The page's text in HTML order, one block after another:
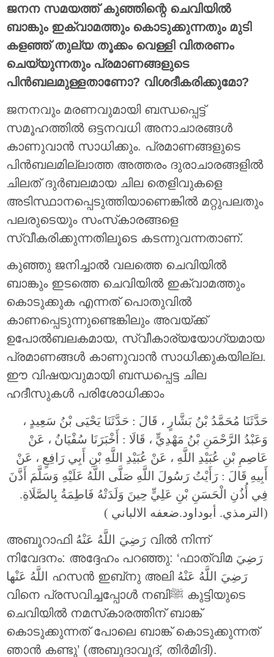
ജനന സമയത്ത് കുഞ്ഞിന്റെ ചെവിയിൽ
ബാങ്കും ഇക്വാമത്തും കൊടുക്കുന്നതും മുടി
കളഞ്ഞ് തുല്യ തൂക്കം വെള്ളി വിതരണം
ചെയ്യുന്നതും പ്രമാണങ്ങളുടെ
പിൻബലമുള്ളതാണോ? വിശദീകരിക്കുമോ?
ജനനവും മരണവുമായി ബന്ധപ്പെട്ട്
സമൂഹത്തിൽ ഒട്ടനവധി അനാചാരങ്ങൾ
കാണുവാൻ സാധിക്കും. പ്രമാണങ്ങളുടെ
പിൻബലമില്ലാത്ത അത്തരം ദുരാചാരങ്ങളിൽ
ചിലത് ദുർബലമായ ചില തെളിവുകളെ
അടിസ്ഥാനപ്പെടുത്തിയാണെങ്കിൽ മറ്റുപലതും
പലരുടെയും സംസ്‌കാരങ്ങളെ
സ്വീകരിക്കുന്നതിലൂടെ കടന്നുവന്നതാണ്.
കുഞ്ഞു ജനിച്ചാൽ വലത്തെ ചെവിയിൽ
ബാങ്കും ഇടത്തെ ചെവിയിൽ ഇക്വാമത്തും
കൊടുക്കുക എന്നത് പൊതുവിൽ
കാണപ്പെടുന്നുണ്ടെങ്കിലും അവയ്ക്ക്
ഉപോൽബലകമായ, സ്വീകാര്യയോഗ്യമായ
പ്രമാണങ്ങൾ കാണുവാൻ സാധിക്കുകയില്ല.
ഈ വിഷയവുമായി ബന്ധപ്പെട്ട ചില
ഹദീസുകൾ പരിശോധിക്കാം
حَدَّثَنَا مُحَمَّدُ بْنُ بَشَّارٍ ، قَالَ : حَدَّثَنَا يَحْيَى بْنُ سَعِيدٍ ،
وَعَبْدُ الرَّحْمَنِ بْنُ مَهْدِيٍّ ، قَالَا : أَخْبَرَنَا سُفْيَانُ ، عَنْ
عَاصِمِ بْنِ عُبَيْدِ اللَّهِ ، عَنْ عُبَيْدِ اللَّهِ بْنِ أَبِي رَافِعٍ ، عَنْ
أَبِيهِ قَالَ : رَأَيْتُ رَسُولَ اللَّهِ صَلَّى اللَّهُ عَلَيْهِ وَسَلَّمَ أَذَّنَ
فِي أُذُنِ الْحَسَنِ بْنِ عَلِيٍّ حِينَ وَلَدَتْهُ فَاطِمَةُ بِالصَّلَاةِ.
(الترمذي. أبوداود.ضعفه الالباني )
അബൂറാഫി رَضِيَ اللَّهُ عَنْهُ വിൽ നിന്ന്
നിവേദനം: അദ്ദേഹം പറഞ്ഞു: ‘ഫാത്വിമ رَضِيَ
اللَّهُ عَنْها ഹസൻ ഇബ്‌നു അലി رَضِيَ اللَّهُ عَنْهُ
വിനെ പ്രസവിച്ചപ്പോൾ നബിﷺ കുട്ടിയുടെ
ചെവിയിൽ നമസ്‌കാരത്തിന് ബാങ്ക്
കൊടുക്കുന്നത് പോലെ ബാങ്ക് കൊടുക്കുന്നത്
ഞാൻ കണ്ടു’ (അബുദാവൂദ്, തിർമിദി).